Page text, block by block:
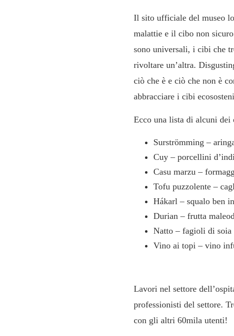
Il sito ufficiale del museo
malattie e il cibo non
sono universali, i cibi che
rivoltare un’altra.
ciò che è e ciò che non è
abbracciare i cibi
Ecco una lista di alcuni dei
Surströmming –
Cuy – porcellini
Casu marzu –
Tofu puzzolente –
Hákarl – squalo ben
Durian – frutta
Natto – fagioli di soia
Vino ai topi – vino
Lavori nel settore
professionisti del settore.
con gli altri 60mila utenti!